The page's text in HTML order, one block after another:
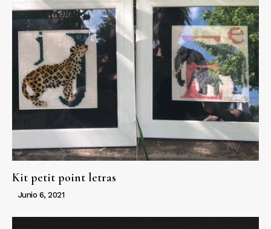
Kit petit point letras
Junio 6, 2021